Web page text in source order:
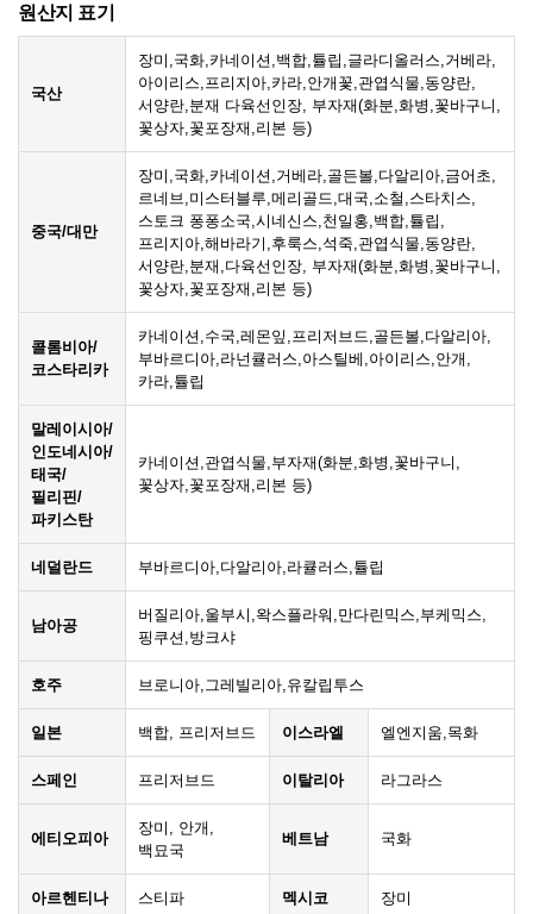
원산지 표기
국산
장미,국화,카네이션,백합,튤립,글라디올러스,거베라,
아이리스,프리지아,카라,안개꽃,관엽식물,동양란,
서양란,분재 다육선인장, 부자재(화분,화병,꽃바구니,
꽃상자,꽃포장재,리본 등)
중국/대만
장미,국화,카네이션,거베라,골든볼,다알리아,금어초,
르네브,미스터블루,메리골드,대국,소철,스타치스,
스토크 퐁퐁소국,시네신스,천일홍,백합,튤립,
프리지아,해바라기,후룩스,석죽,관엽식물,동양란,
서양란,분재,다육선인장, 부자재(화분,화병,꽃바구니,
꽃상자,꽃포장재,리본 등)
콜롬비아/
코스타리카
카네이션,수국,레몬잎,프리저브드,골든볼,다알리아,
부바르디아,라넌큘러스,아스틸베,아이리스,안개,
카라,튤립
말레이시아/
인도네시아/
태국/
필리핀/
파키스탄
카네이션,관엽식물,부자재(화분,화병,꽃바구니,
꽃상자,꽃포장재,리본 등)
네덜란드 부바르디아,다알리아,라큘러스,튤립
남아공
버질리아,울부시,왁스플라워,만다린믹스,부케믹스,
핑쿠션,방크샤
호주 브로니아,그레빌리아,유칼립투스
일본 백합, 프리저브드 이스라엘 엘엔지움,목화
스페인 프리저브드 이탈리아 라그라스
에티오피아
장미, 안개,
백묘국
베트남 국화
아르헨티나 스티파 멕시코 장미